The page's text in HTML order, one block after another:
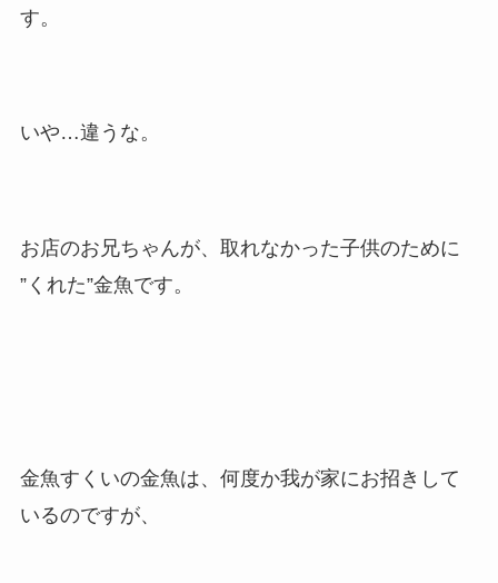
す。
いや…違うな。
お店のお兄ちゃんが、取れなかった子供のために
”くれた”金魚です。
金魚すくいの金魚は、何度か我が家にお招きして
いるのですが、